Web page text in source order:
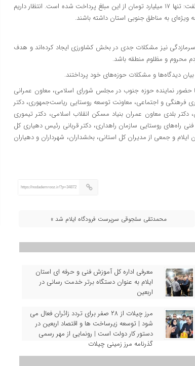
وی با اشاره به قرارداد ۴۷۵ میلیارد تومانی اداره‌کل راهداری استان ایلام گفت: تنها ۱۷ میلیارد تومان از این مبلغ پرداخت شده است. انتظار داریم
ویژه‌ای به مناطق جنوبی استان داشته باشند.
سرمازدگی نیز مشکلات جدی در بخش کشاورزی ایجاد کرده‌اند و هدف
محروم و مظلوم منطقه باشد.
دیدگاه‌ها و مشکلات حوزه‌های خود پرداختند.
نماینده حوزه جنوب در مجلس شورای اسلامی، معاون عمرانی
فرهنگی و اجتماعی، معاونت توسعه روستایی ریاست‌جمهوری، دکتر
بلدی معاون عمران بنیاد مسکن انقلاب اسلامی، دکتر تیموری
راه‌های روستایی سازمان راهداری، دکتر قربانی رئیس دهیاری کل
و جمعی از مدیران کل استانی، بخشداران، شهرداران و دهیاران
https://nodademrooz.ir/?p=34872
محمدتقی سلجوقی سرپرست فرودگاه ایلام شد »
معرفی اداره کل آموزش فنی و حرفه‌ ای استان
ایلام به‌ عنوان دستگاه برتر خدمت‌ رسانی در
اربعین
مرز چیلات از ۲۸ صفر برای تردد زائران فعال می‌
شود | توسعه زیرساخت‌ ها و اقتصاد اربعین در
دستور کار دولت است | رونمایی از مهر رسمی
گذرنامه مرز زمینی چیلات